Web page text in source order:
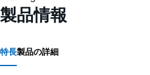
製品情報
特長製品の詳細